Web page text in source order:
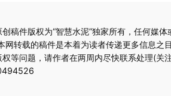
创稿件版权为“智慧水泥”独家所有，任何媒
网转载的稿件是本着为读者传递更多信息
等问题，请作者在两周内尽快联系处理(关